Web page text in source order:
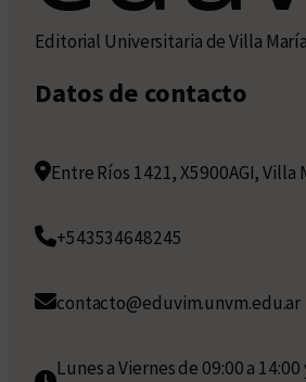
Editorial Universitaria de Villa María
Datos de contacto
Entre Ríos 1421, X5900AGI, Villa
+543534648245
contacto@eduvim.unvm.edu.ar
Lunes a Viernes de 09:00 a